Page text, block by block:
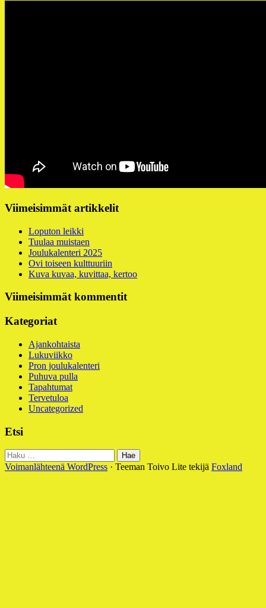
Alapalkin
sivupalkki
Viimeisimmät artikkelit
Loputon leikki
Tuulaa muistaen
Joulukalenteri 2025
Ovi toiseen kulttuuriin
Kuva kuvaa, kuvittaa, kertoo
Viimeisimmät kommentit
Kategoriat
Ajankohtaista
Lukuviikko
Pron joulukalenteri
Puhuva pulla
Tapahtumat
Tervetuloa
Uncategorized
Etsi
Haku:
Voimanlähteenä WordPress · Teeman Toivo Lite tekijä Foxland